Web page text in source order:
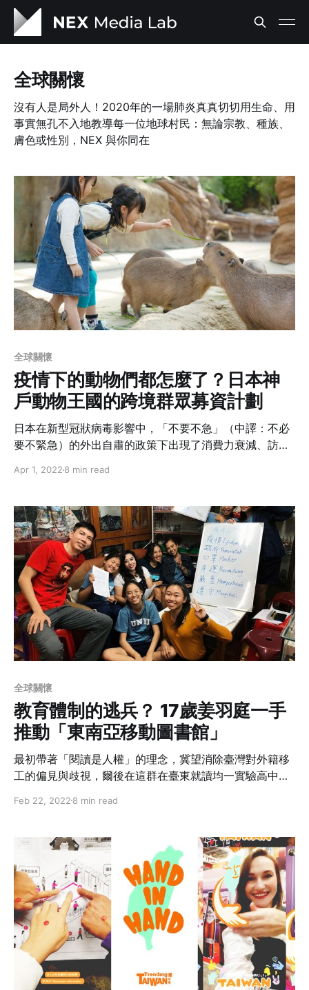
全球關懷
沒有人是局外人！2020年的一場肺炎真真切切用生命、用
事實無孔不入地教導每一位地球村民：無論宗教、種族、
膚色或性別，NEX 與你同在
全球關懷
疫情下的動物們都怎麼了？日本神
戶動物王國的跨境群眾募資計劃
日本在新型冠狀病毒影響中，「不要不急」（中譯：不必
要不緊急）的外出自肅的政策下出現了消費力衰減、訪日
種產業的經營者面臨經營困難。七月底在日本政府雖然在
內的旅遊經濟，但訪日觀光市場的復甦仍遙遙無期。
Apr 1, 2022 8 min read
全球關懷
教育體制的逃兵？ 17歲姜羽庭一手
推動「東南亞移動圖書館」
最初帶著「閱讀是人權」的理念，冀望消除臺灣對外籍移
工的偏見與歧視，爾後在這群在臺東就讀均一實驗高中，
Feb 22, 2022 8 min read